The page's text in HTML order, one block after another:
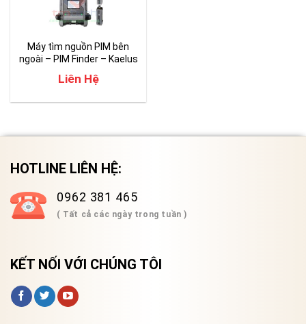
Máy tìm nguồn PIM bên
ngoài – PIM Finder – Kaelus
Liên Hệ
HOTLINE LIÊN HỆ:
0962 381 465
( Tất cả các ngày trong tuần )
KẾT NỐI VỚI CHÚNG TÔI